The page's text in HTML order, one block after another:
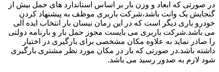
در صورتی که ابعاد و وزن بار بر اساس استاندارد های حمل بیش از
گنجایش یک وانت باشد،شرکت باربری موظف به پیشنهاد کردن
خودرو باری دیگر است که در این زمان نیسان بار انتخاب ایده آلی
می باشد.شرکت باربری می بایست مجوز حمل بار و بارنامه دولتی
را صادر نماید به علاوه مکان مشخصی برای بارگیری در اختیار
داشته باشد.در صورتی که بار در مکان مورد نظر مشتری بارگیری
شود لازم به صدور رسید می باشد.